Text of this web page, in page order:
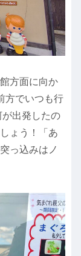
方面に向か
方でいつも行
出発したの
ょう！「あ
っ込みはノ